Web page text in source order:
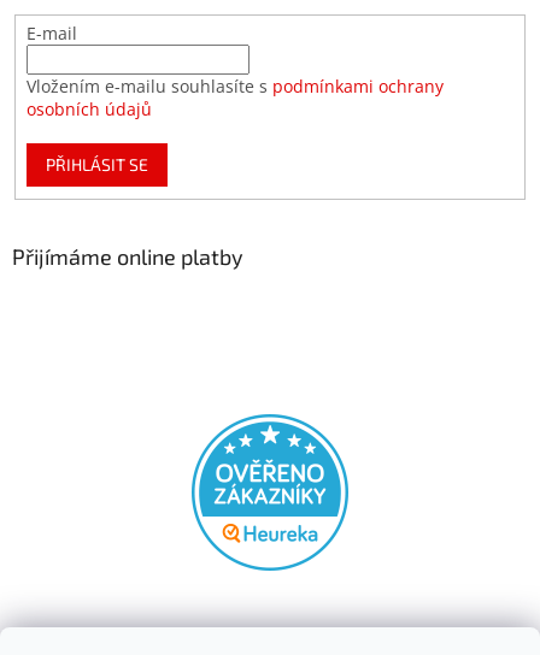
E-mail
Vložením e-mailu souhlasíte s podmínkami ochrany
osobních údajů
PŘIHLÁSIT SE
Přijímáme online platby